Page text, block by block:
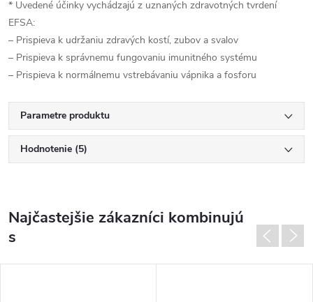
* Uvedené účinky vychádzajú z uznaných zdravotných tvrdení
EFSA:
– Prispieva k udržaniu zdravých kostí, zubov a svalov
– Prispieva k správnemu fungovaniu imunitného systému
– Prispieva k normálnemu vstrebávaniu vápnika a fosforu
Parametre produktu
Hodnotenie (5)
Najčastejšie zákazníci kombinujú
s